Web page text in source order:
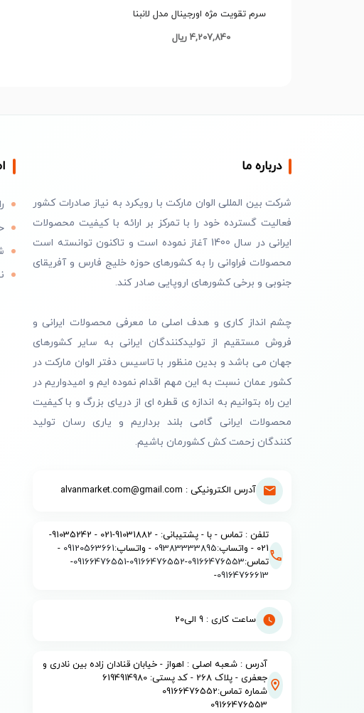
سرم تقویت مژه اورجینال مدل لانبنا
4,207,840 ریال
درباره ما
شرکت بین المللی الوان مارکت با رویکرد به نیاز صادرات کشور
فعالیت گسترده خود را با تمرکز بر ارائه با کیفیت محصولات
ایرانی در سال 1400 آغاز نموده است و تاکنون توانسته است
محصولات فراوانی را به کشورهای حوزه خلیج فارس و آفریقای
جنوبی و برخی کشورهای اروپایی صادر کند.
چشم انداز کاری و هدف اصلی ما معرفی محصولات ایرانی و
فروش مستقیم از تولیدکنندگان ایرانی به سایر کشورهای
جهان می باشد و بدین منظور با تاسیس دفتر الوان مارکت در
کشور عمان نسبت به این مهم اقدام نموده ایم و امیدواریم در
این راه بتوانیم به اندازه ی قطره ای از دریای بزرگ و با کیفیت
محصولات ایرانی گامی بلند برداریم و یاری رسان تولید
کنندگان زحمت کش کشورمان باشیم.
آدرس الکترونیکی : alvanmarket.com@gmail.com
تلفن : تماس - با - پشتیبانی: - 91031882-021 - 91035242-
021 - واتساپ:
09383333895 - واتساپ:09120563661
-
تماس:09166476553
-
09166476552
-
09166476551
-
09164766613
-
ساعت کاری : 9 الی20
آدرس : شعبه اصلی : اهواز - خیابان قنادان زاده بین نادری و
جعفری - پلاک 268 - کد پستی: 6194914980
شماره تماس:09166476552
09166476553